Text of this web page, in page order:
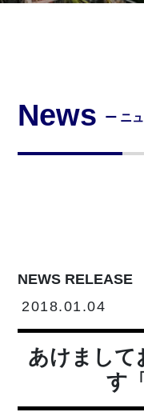
News ー ニ
NEWS RELEASE
2018.01.04
あけまして
す